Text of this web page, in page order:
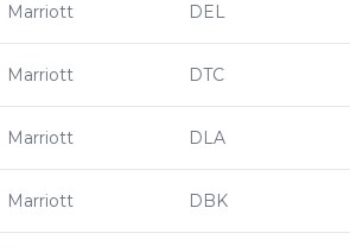
Marriott DEL
Marriott DTC
Marriott DLA
Marriott DBK